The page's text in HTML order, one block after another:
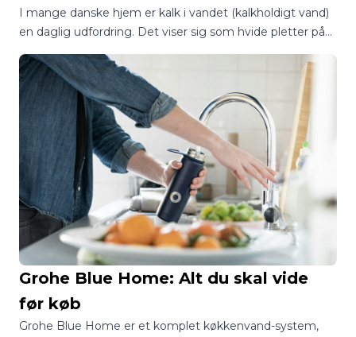
I mange danske hjem er kalk i vandet (kalkholdigt vand)
en daglig udfordring. Det viser sig som hvide pletter på
armaturer, kedler og fliser – og kan på længere sigt
forkorte levetiden på dine husholdningsapparater. Men
hvorfor opstår kalk egentlig, og hvordan kan et
afkalkning vandfilter hjælpe?
Grohe Blue Home: Alt du skal vide
før køb
Grohe Blue Home er et komplet køkkenvand-system,